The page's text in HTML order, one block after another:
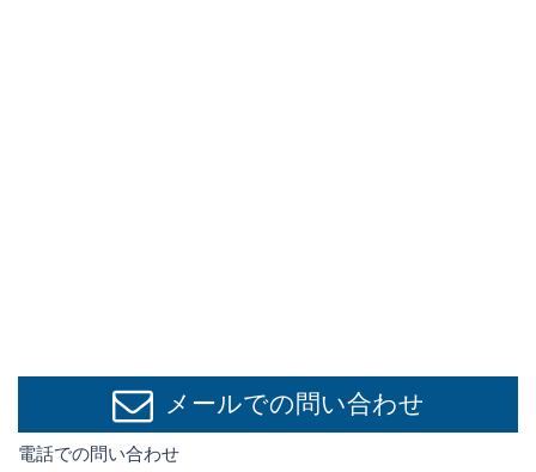
メールでの問い合わせ
電話での問い合わせ